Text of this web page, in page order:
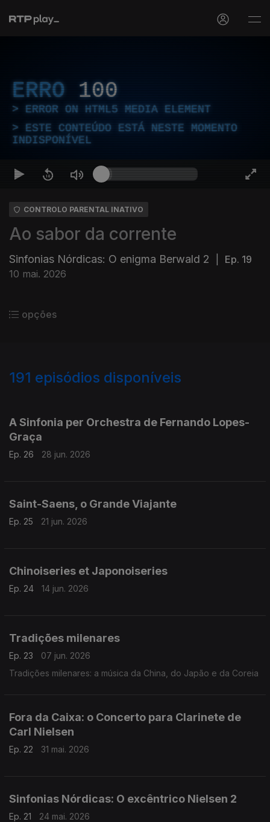
ERRO 100
ERROR ON HTML5 MEDIA ELEMENT
ESTE CONTEÚDO ESTÁ NESTE MOMENTO
INDISPONÍVEL
CONTROLO PARENTAL INATIVO
Ao sabor da corrente
Sinfonias Nórdicas: O enigma Berwald 2
Ep. 19
10 mai. 2026
opções
191 episódios disponíveis
A Sinfonia per Orchestra de Fernando Lopes-
Graça
Ep. 26 28 jun. 2026
Saint-Saens, o Grande Viajante
Ep. 25 21 jun. 2026
Chinoiseries et Japonoiseries
Ep. 24 14 jun. 2026
Tradições milenares
Ep. 23
07 jun. 2026
Tradições milenares: a música da China, do Japão e da Coreia
Fora da Caixa: o Concerto para Clarinete de
Carl Nielsen
Ep. 22 31 mai. 2026
Sinfonias Nórdicas: O excêntrico Nielsen 2
Ep. 21
24 mai. 2026